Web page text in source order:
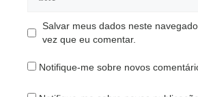
Salvar meus dados neste
vez que eu comentar.
Notifique-me sobre novos